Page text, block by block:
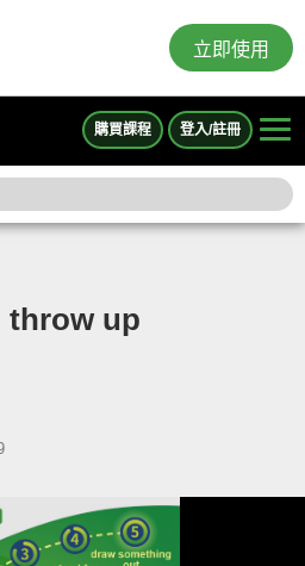
立即使用
購買課程 登入/註冊
throw up